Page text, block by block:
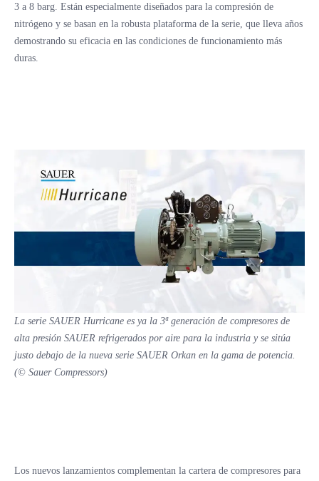
3 a 8 barg. Están especialmente diseñados para la compresión de
nitrógeno y se basan en la robusta plataforma de la serie, que lleva años
demostrando su eficacia en las condiciones de funcionamiento más
duras.
La serie SAUER Hurricane es ya la 3ª generación de compresores de
alta presión SAUER refrigerados por aire para la industria y se sitúa
justo debajo de la nueva serie SAUER Orkan en la gama de potencia.
(© Sauer Compressors)
Los nuevos lanzamientos complementan la cartera de compresores para